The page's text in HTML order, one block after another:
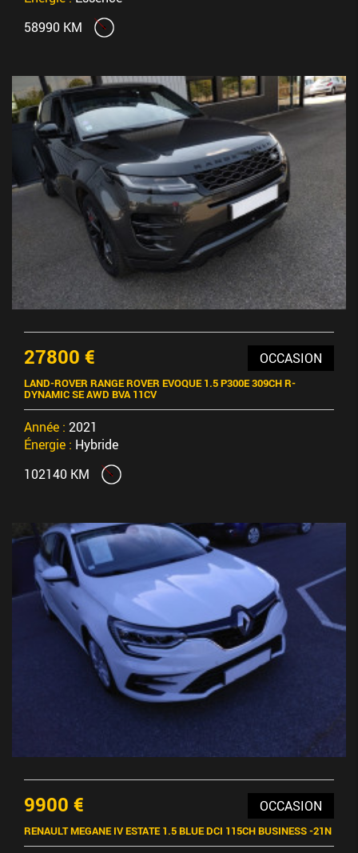
58990 KM
27800 € OCCASION
LAND-ROVER RANGE ROVER EVOQUE 1.5 P300E 309CH R-
DYNAMIC SE AWD BVA 11CV
Année : 2021
Énergie : Hybride
102140 KM
9900 € OCCASION
RENAULT MEGANE IV ESTATE 1.5 BLUE DCI 115CH BUSINESS -21N